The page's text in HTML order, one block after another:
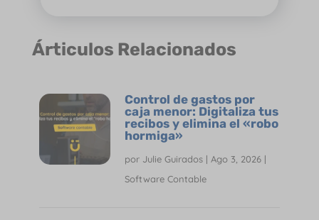
Árticulos Relacionados
Control de gastos por
caja menor: Digitaliza tus
recibos y elimina el «robo
hormiga»
por Julie Guirados| Ago 3, 2026|
Software Contable